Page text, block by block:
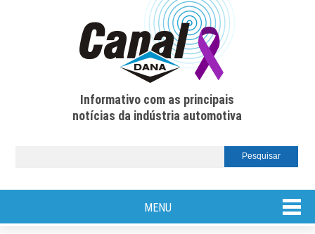
Informativo com as principais
notícias da indústria automotiva
MENU